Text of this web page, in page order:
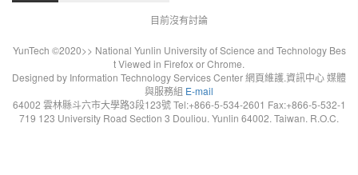
目前沒有討論
YunTech ©2020>> National Yunlin University of Science and Technology Bes
t Viewed in Firefox or Chrome.
Designed by Information Technology Services Center 網頁維護.資訊中心 媒體
與服務組 E-mail
64002 雲林縣斗六市大學路3段123號 Tel:+866-5-534-2601 Fax:+866-5-532-1
719 123 University Road Section 3 Douliou. Yunlin 64002. Taiwan. R.O.C.